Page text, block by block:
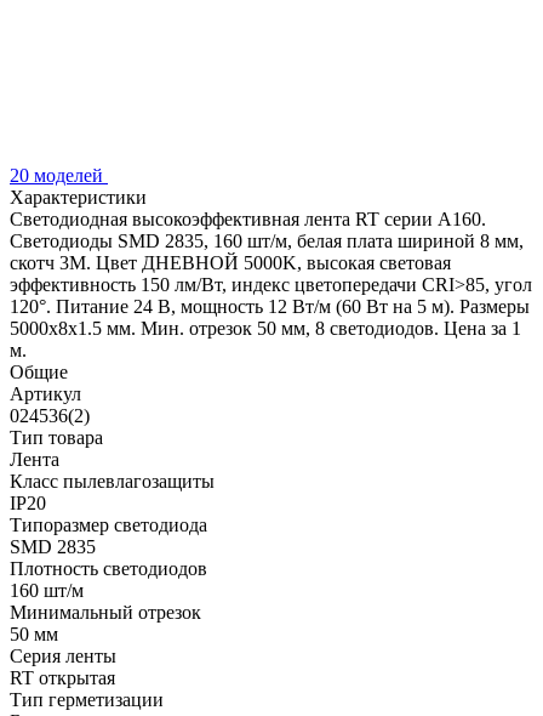
20 моделей
Характеристики
Светодиодная высокоэффективная лента RT серии A160.
Светодиоды SMD 2835, 160 шт/м, белая плата шириной 8 мм,
скотч 3M. Цвет ДНЕВНОЙ 5000K, высокая световая
эффективность 150 лм/Вт, индекс цветопередачи CRI>85, угол
120°. Питание 24 В, мощность 12 Вт/м (60 Вт на 5 м). Размеры
5000x8x1.5 мм. Мин. отрезок 50 мм, 8 светодиодов. Цена за 1
м.
Общие
Артикул
024536(2)
Тип товара
Лента
Класс пылевлагозащиты
IP20
Типоразмер светодиода
SMD 2835
Плотность светодиодов
160 шт/м
Минимальный отрезок
50 мм
Серия ленты
RT открытая
Тип герметизации